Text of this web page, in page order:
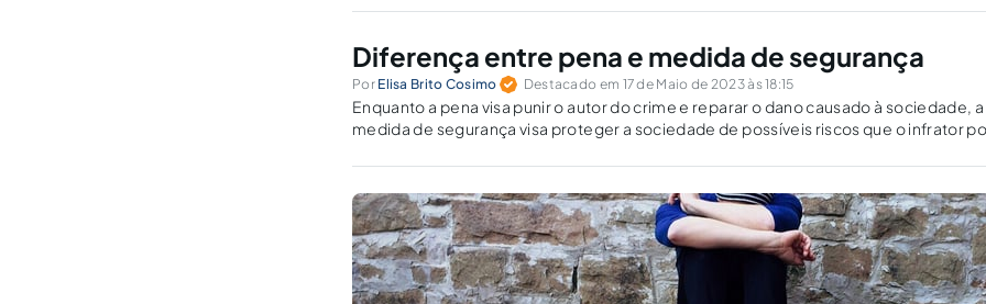
Diferença entre pena e medida de segurança
Por Elisa Brito Cosimo Destacado em 17 de Maio de 2023 às 18:15
Enquanto a pena visa punir o autor do crime e reparar o dano causado à sociedade, a
medida de segurança visa proteger a sociedade de possíveis riscos que o infrator